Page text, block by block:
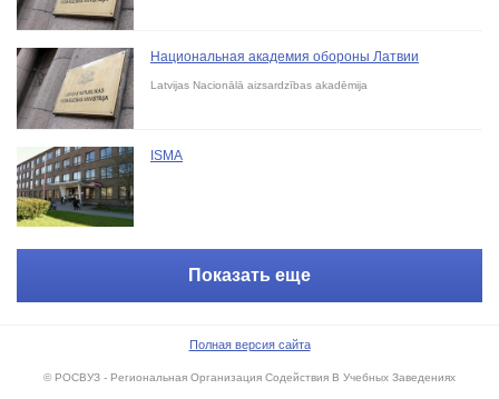
Национальная академия обороны Латвии
Latvijas Nacionālā aizsardzības akadēmija
ISMA
Показать еще
Полная версия сайта
© РОСВУЗ - Региональная Организация Содействия В Учебных Заведениях